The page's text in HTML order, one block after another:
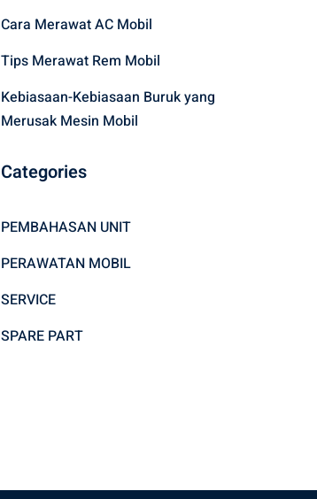
Cara Merawat AC Mobil
Tips Merawat Rem Mobil
Kebiasaan-Kebiasaan Buruk yang
Merusak Mesin Mobil
Categories
PEMBAHASAN UNIT
PERAWATAN MOBIL
SERVICE
SPARE PART